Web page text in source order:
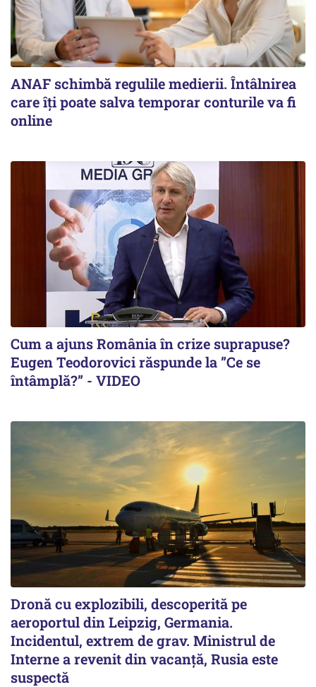
ANAF schimbă regulile medierii. Întâlnirea
care îți poate salva temporar conturile va fi
online
Cum a ajuns România în crize suprapuse?
Eugen Teodorovici răspunde la ”Ce se
întâmplă?” - VIDEO
Dronă cu explozibili, descoperită pe
aeroportul din Leipzig, Germania.
Incidentul, extrem de grav. Ministrul de
Interne a revenit din vacanță, Rusia este
suspectă